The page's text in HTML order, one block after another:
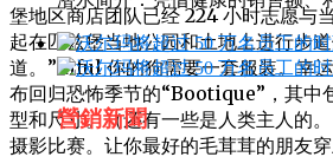
堡地区商店团队已经 224 小时志愿与
起在匹兹堡当地公园和土地上进行步
道。” tiful 你的狗需要一套服装。幸
布回归恐怖季节的“Bootique”，其中
型和尺寸。（还有一些是人类主人的
摄影比赛。让你最好的毛茸茸的朋友
營銷新聞